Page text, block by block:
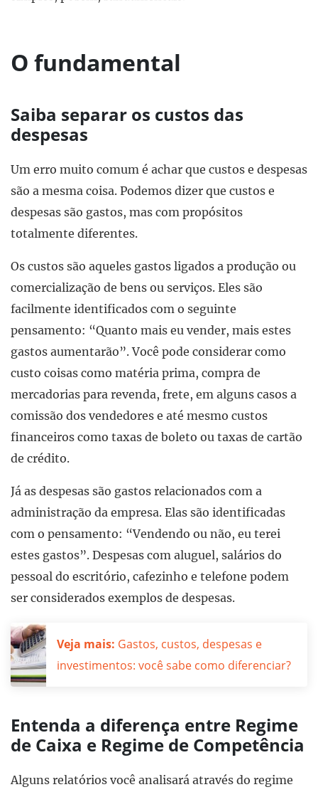
O fundamental
Saiba separar os custos das
despesas
Um erro muito comum é achar que custos e despesas
são a mesma coisa. Podemos dizer que custos e
despesas são gastos, mas com propósitos
totalmente diferentes.
Os custos são aqueles gastos ligados a produção ou
comercialização de bens ou serviços. Eles são
facilmente identificados com o seguinte
pensamento: “Quanto mais eu vender, mais estes
gastos aumentarão”. Você pode considerar como
custo coisas como matéria prima, compra de
mercadorias para revenda, frete, em alguns casos a
comissão dos vendedores e até mesmo custos
financeiros como taxas de boleto ou taxas de cartão
de crédito.
Já as despesas são gastos relacionados com a
administração da empresa. Elas são identificadas
com o pensamento: “Vendendo ou não, eu terei
estes gastos”. Despesas com aluguel, salários do
pessoal do escritório, cafezinho e telefone podem
ser considerados exemplos de despesas.
Veja mais: Gastos, custos, despesas e
investimentos: você sabe como diferenciar?
Entenda a diferença entre Regime
de Caixa e Regime de Competência
Alguns relatórios você analisará através do regime